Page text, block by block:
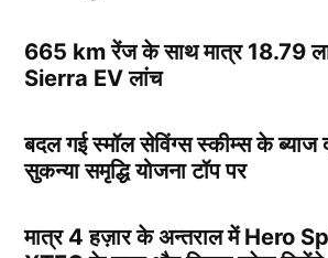
665 km रेंज के साथ मात्र 18.79
Sierra EV लांच
बदल गई स्मॉल सेविंग्स स्कीम्स के ब्याज
सुकन्या समृद्धि योजना टॉप पर
मात्र 4 हज़ार के अन्तराल में Hero